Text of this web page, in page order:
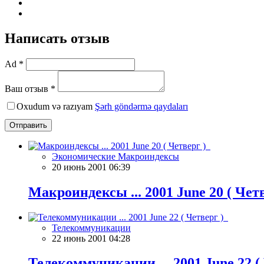
Написать отзыв
Ad *
Ваш отзыв *
Oxudum və razıyam Şərh göndərmə qaydaları
Отправить
Экономические Макроиндексы
20 июнь 2001 06:39
Макроиндексы ... 2001 June 20 (
Телекоммуникации
22 июнь 2001 04:28